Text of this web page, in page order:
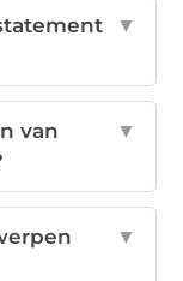
▼
van
▼
▼